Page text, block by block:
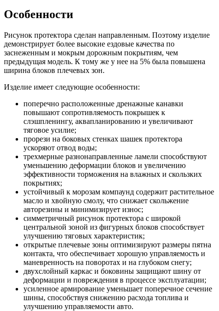
Особенности
Рисунок протектора сделан направленным. Поэтому изделие
демонстрирует более высокие ездовые качества по
заснеженным и мокрым дорожным покрытиям, чем
предыдущая модель. К тому же у нее на 5% была повышена
ширина блоков плечевых зон.
Изделие имеет следующие особенности:
поперечно расположенные дренажные канавки
повышают сопротивляемость покрышек к
слэшпленингу, аквапланированию и увеличивают
тяговое усилие;
прорези на боковых стенках шашек протектора
ускоряют отвод воды;
трехмерные разнонаправленные ламели способствуют
уменьшению деформации блоков и увеличению
эффективности торможения на влажных и скользких
покрытиях;
устойчивый к морозам компаунд содержит растительное
масло и хвойную смолу, что снижает скольжение
авторезины и минимизирует износ;
симметричный рисунок протектора с широкой
центральной зоной из фигурных блоков способствует
улучшению тяговых характеристик;
открытые плечевые зоны оптимизируют размеры пятна
контакта, что обеспечивает хорошую управляемость и
маневренность на поворотах и на глубоком снегу;
двухслойный каркас и боковины защищают шину от
деформации и повреждения в процессе эксплуатации;
усиленное армирование уменьшает поперечное сечение
шины, способствуя снижению расхода топлива и
улучшению управляемости авто.